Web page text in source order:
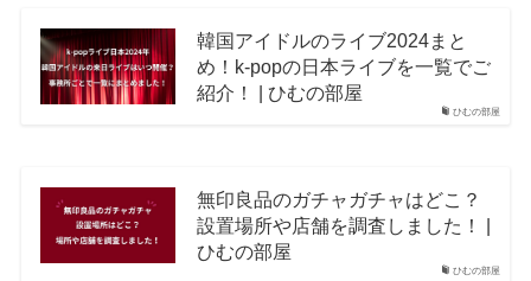
ひむの部屋
韓国アイドルのライブ2024まと
め！k-popの日本ライブを一覧でご
紹介！ | ひむの部屋
ひむの部屋
無印良品のガチャガチャはどこ？
設置場所や店舗を調査しました！ |
ひむの部屋